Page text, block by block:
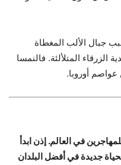
جبال الألب المغطاة
الزرقاء المتلألئة. فالنمسا
عواصم أوروبا.
صديقة للمهاجرين في العالم. إذن ابدأ
جديدة في أفضل البلدان